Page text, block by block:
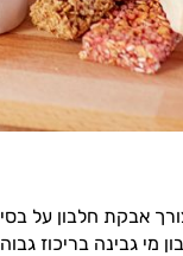
אבקת חלבון על
מי גבינה בריכוז